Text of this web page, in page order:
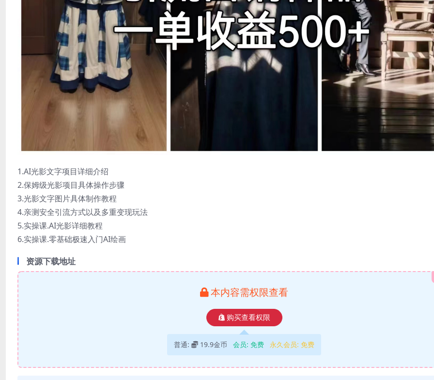
1.AI光影文字项目详细介绍
2.保姆级光影项目具体操作步骤
3.光影文字图片具体制作教程
4.亲测安全引流方式以及多重变现玩法
5.实操课.AI光影详细教程
6.实操课.零基础极速入门AI绘画
资源下载地址
本内容需权限查看
购买查看权限
普通: 19.9金币 会员: 免费 永久会员: 免费